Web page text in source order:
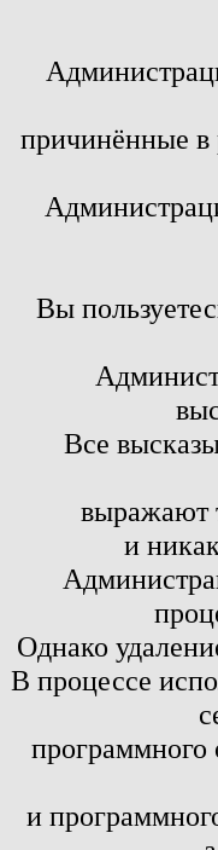
причинённые в
Вы
Все
выражают
и
Однако
В процессе
программного
и